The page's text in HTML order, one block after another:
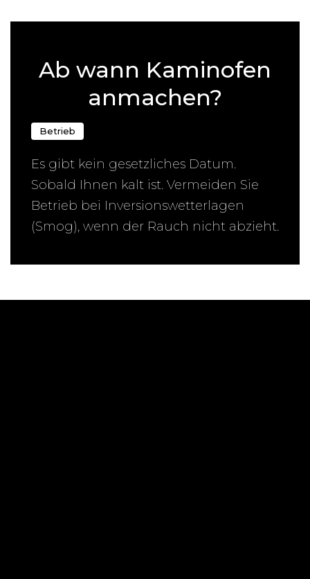
Ab wann Kaminofen
anmachen?
Betrieb
Es gibt kein gesetzliches Datum.
Sobald Ihnen kalt ist. Vermeiden Sie
Betrieb bei Inversionswetterlagen
(Smog), wenn der Rauch nicht abzieht.